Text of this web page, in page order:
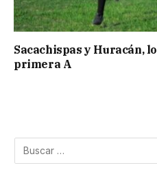
Sacachispas y Huracán,
primera A